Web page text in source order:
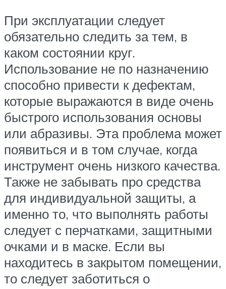
При эксплуатации следует
обязательно следить за тем, в
каком состоянии круг.
Использование не по назначению
способно привести к дефектам,
которые выражаются в виде очень
быстрого использования основы
или абразивы. Эта проблема может
появиться и в том случае, когда
инструмент очень низкого качества.
Также не забывать про средства
для индивидуальной защиты, а
именно то, что выполнять работы
следует с перчатками, защитными
очками и в маске. Если вы
находитесь в закрытом помещении,
то следует заботиться о